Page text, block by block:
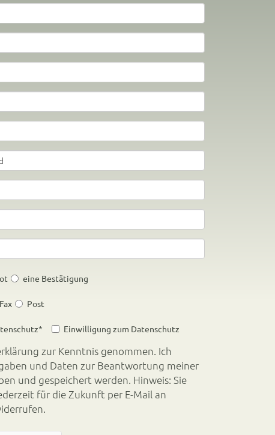
eine Bestätigung
Fax Post
* Einwilligung zum Datenschutz
können Ihre Einwilligung jederzeit für die Zukunft per E-Mail an